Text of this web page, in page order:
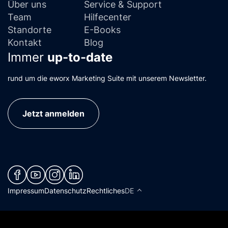
Über uns
Team
Standorte
Kontakt
Service & Support
Hilfecenter
E-Books
Blog
Immer up-to-date
rund um die eworx Marketing Suite mit unserem Newsletter.
Jetzt anmelden
(neues Fenster)
(neues Fenster)
(neues Fenster)
(neues Fenster)
ImpressumDatenschutzRechtlichesDE